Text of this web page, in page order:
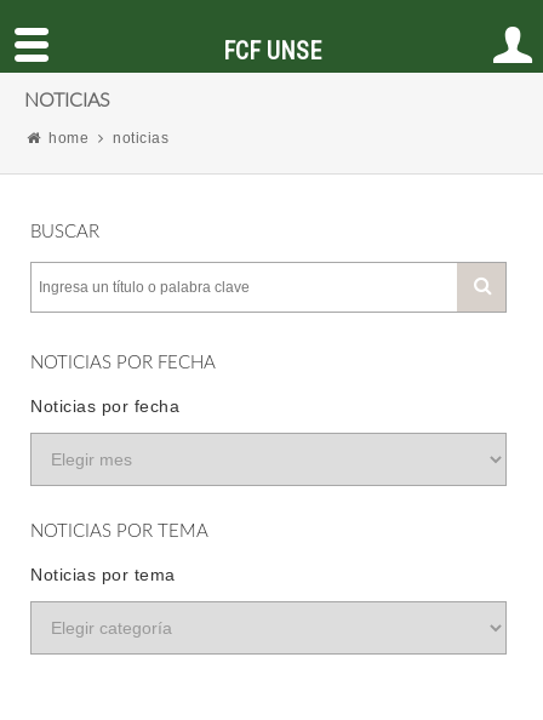
NOTICIAS
home noticias
BUSCAR
NOTICIAS POR FECHA
Noticias por fecha
NOTICIAS POR TEMA
Noticias por tema
FCF UNSE